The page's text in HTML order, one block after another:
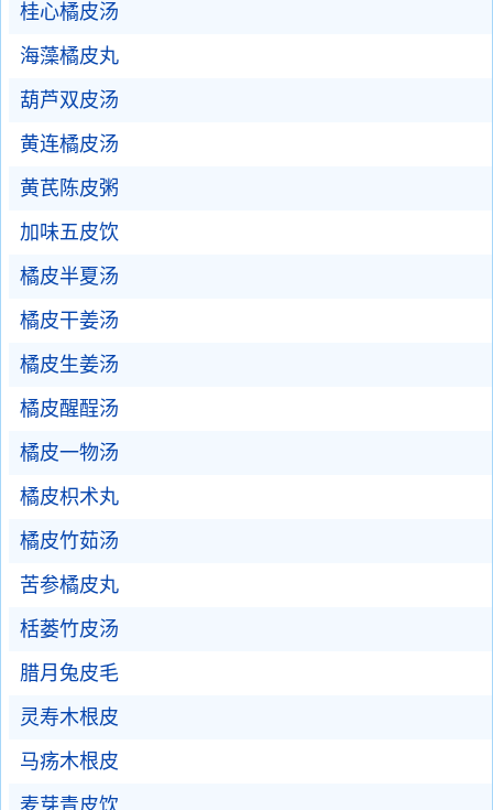
桂心橘皮汤
海藻橘皮丸
葫芦双皮汤
黄连橘皮汤
黄芪陈皮粥
加味五皮饮
橘皮半夏汤
橘皮干姜汤
橘皮生姜汤
橘皮醒酲汤
橘皮一物汤
橘皮枳术丸
橘皮竹茹汤
苦参橘皮丸
栝蒌竹皮汤
腊月兔皮毛
灵寿木根皮
马疡木根皮
麦芽青皮饮